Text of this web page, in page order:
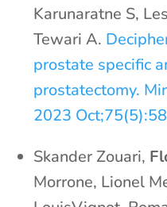
Karunaratne S,
Tewari A.
prostate specific
prostatectomy.
2023
Skander Zouari,
Morrone, Lionel